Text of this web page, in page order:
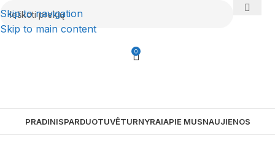
Skip to navigation
Skip to main content
0
PRADINISPARDUOTUVĖTURNYRAIAPIE MUSNAUJIENOS